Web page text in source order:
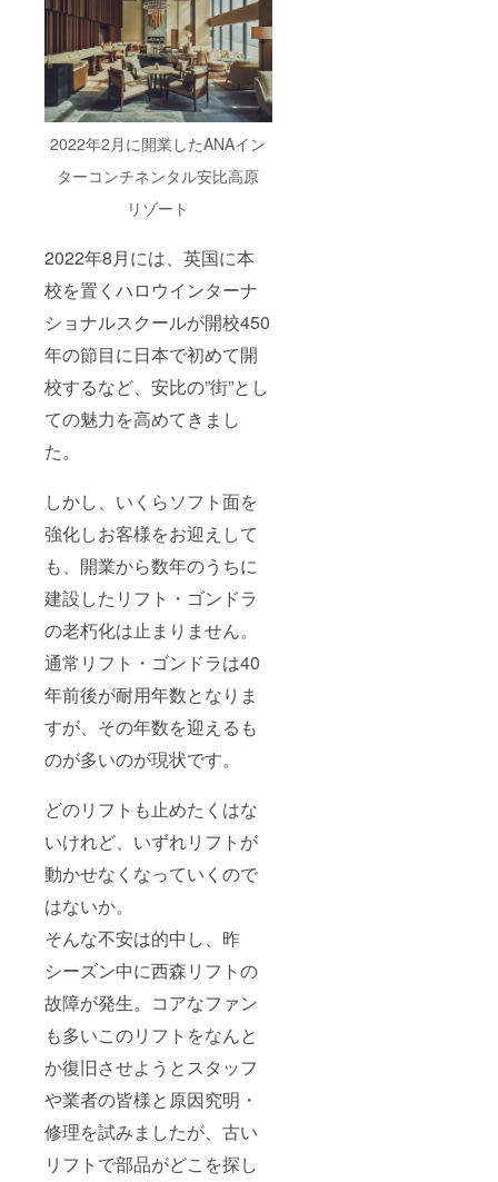
2022年2月に開業したANAイン
ターコンチネンタル安比高原
リゾート
2022年8月には、英国に本
校を置くハロウインターナ
ショナルスクールが開校450
年の節目に日本で初めて開
校するなど、安比の”街”とし
ての魅力を高めてきまし
た。
しかし、いくらソフト面を
強化しお客様をお迎えして
も、開業から数年のうちに
建設したリフト・ゴンドラ
の老朽化は止まりません。
通常リフト・ゴンドラは40
年前後が耐用年数となりま
すが、その年数を迎えるも
のが多いのが現状です。
どのリフトも止めたくはな
いけれど、いずれリフトが
動かせなくなっていくので
はないか。
そんな不安は的中し、昨
シーズン中に西森リフトの
故障が発生。コアなファン
も多いこのリフトをなんと
か復旧させようとスタッフ
や業者の皆様と原因究明・
修理を試みましたが、古い
リフトで部品がどこを探し